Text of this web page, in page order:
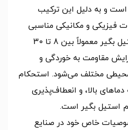
است و به دلیل این ترکیب
فیزیکی و مکانیکی مناسبی
دارد. نسبت نیکل در استیل بگیر معمولاً بین 8 تا 30
مقاومت به خوردگی و
محیطی مختلف می‌شود. استحکام
دماهای بالا، و انعطاف‌پذیری
استیل بگیر است.
خاص خود در صنایع